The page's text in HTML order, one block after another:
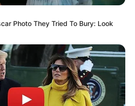
Photo They Tried To Bury: Look